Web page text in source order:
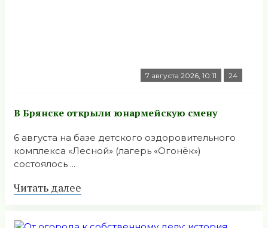
7 августа 2026, 10:11 24
В Брянске открыли юнармейскую смену
6 августа на базе детского оздоровительного
комплекса «Лесной» (лагерь «Огонёк»)
состоялось ...
Читать далее